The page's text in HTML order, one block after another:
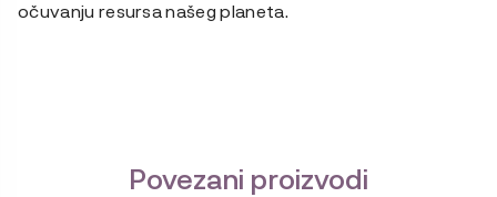
očuvanju resursa našeg planeta.
Povezani proizvodi